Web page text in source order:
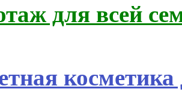
для всей
косметика